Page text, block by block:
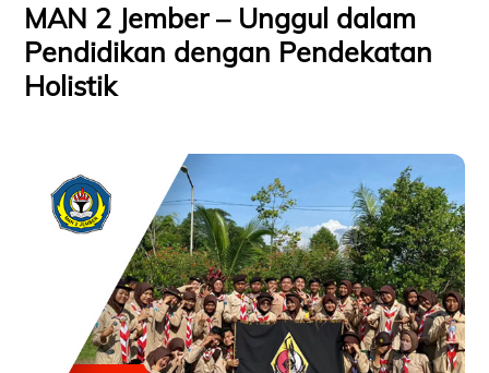
MAN 2 Jember – Unggul dalam
Pendidikan dengan Pendekatan
Holistik